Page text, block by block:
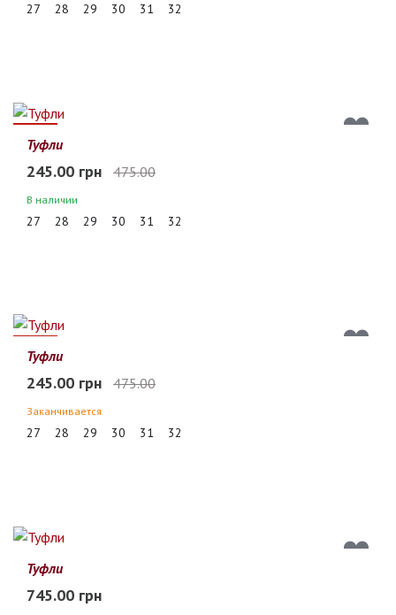
27 28 29 30 31 32
48%
Туфли
245.00 грн 475.00
В наличии
27 28 29 30 31 32
48%
Туфли
245.00 грн 475.00
Заканчивается
27 28 29 30 31 32
Туфли
745.00 грн